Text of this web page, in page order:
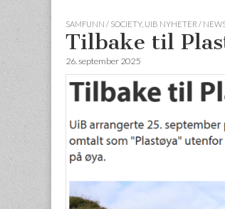
SAMFUNN / SOCIETY, UIB NYHETER /
Tilbake til
26. september 2025